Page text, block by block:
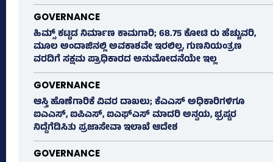
GOVERNANCE
ಹಿಮ್ಸ್‌ ಕಟ್ಟಡ ನಿರ್ಮಾಣ ಕಾಮಗಾರಿ; 68.75 ಕೋಟಿ ರು ಹೆಚ್ಚುವರಿ,
ಮೂಲ ಅಂದಾಜಿನಲ್ಲಿ ಅವಕಾಶವೇ ಇರಲಿಲ್ಲ, ಗುಣನಿಯಂತ್ರಣ
ವರದಿಗೆ ಸಕ್ಷಮ ಪ್ರಾಧಿಕಾರದ ಅನುಮೋದನೆಯೇ ಇಲ್ಲ
GOVERNANCE
ಆಸ್ತಿ ಹೊಣೆಗಾರಿಕೆ ವಿವರ ದಾಖಲು; ಕೆಎಎಸ್ ಅಧಿಕಾರಿಗಳಿಗೂ
ಐಎಎಸ್‌, ಐಪಿಎಸ್‌, ಐಎಫ್‌ಎಸ್‌ ಮಾದರಿ ಅನ್ವಯ, ಭ್ರಷ್ಟರ
ನಿದ್ದೆಗೆಡಿಸಿತು ಪ್ರಜಾಸೇವಾ ಇಲಾಖೆ ಆದೇಶ
GOVERNANCE